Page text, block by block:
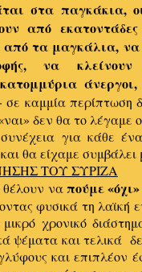
στα παγκάκια,
από
τα μαγκάλια, να
να κλείνουν
· σε καμμία περίπτωση
δεν θα το
για κάθε
θα είχαμε
ΤΟΥ ΣΥΡΙΖΑ
θέλουν ναπούμε «όχι»
φυσικά τη λαϊκή
χρονικό
ψέματα και τελικά
και επιπλέον